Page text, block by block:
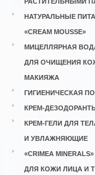
НАТУРАЛЬНЫЕ
«CREAM MOUSSE»
МИЦЕЛЛЯРНАЯ ВОДА
ДЛЯ ОЧИЩЕНИЯ
МАКИЯЖА
ГИГИЕНИЧЕСКАЯ
КРЕМ-
КРЕМ-ГЕЛИ ДЛЯ
И УВЛАЖНЯЮЩИЕ
«CRIMEA
ДЛЯ КОЖИ ЛИЦА И